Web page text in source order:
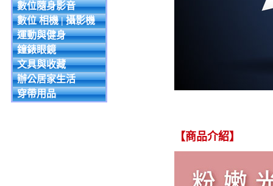
數位隨身影音
數位 相機 | 攝影機
運動與健身
鐘錶眼鏡
文具與收藏
辦公居家生活
穿帶用品
【商品介紹】